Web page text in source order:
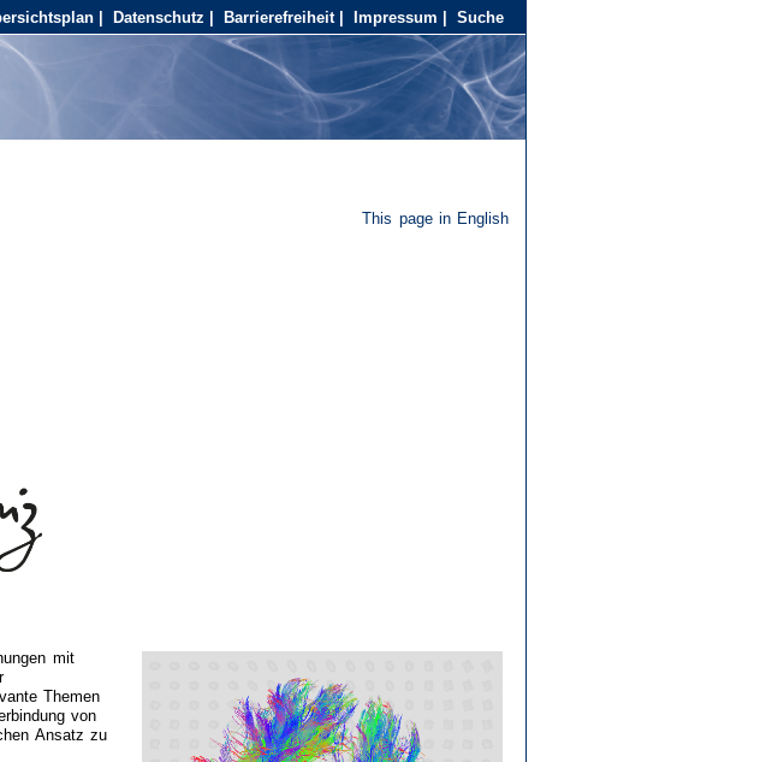
|Datenschutz |Barrierefreiheit|Impressum |Suche
This page in English
mit
Themen
von
Ansatz zu